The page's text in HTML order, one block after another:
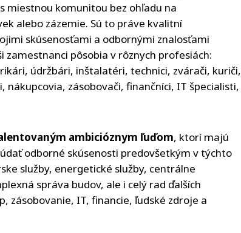
miestnou komunitou bez ohľadu na
alebo zázemie. Sú to práve kvalitní
skúsenosťami a odbornými znalosťami
zamestnanci pôsobia v rôznych profesiách:
údržbári, inštalatéri, technici, zvárači, kuriči,
nákupcovia, zásobovači, finančníci, IT špecialisti,
ambicióznym ľuďom, ktorí majú
odborné skúsenosti predovšetkým v týchto
služby, energetické služby, centrálne
správa budov, ale i celý rad ďalších
zásobovanie, IT, financie, ľudské zdroje a